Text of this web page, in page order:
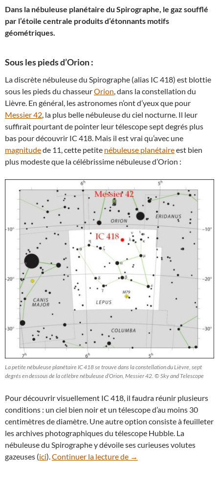
Dans la nébuleuse planétaire du Spirographe, le gaz soufflé
par l’étoile centrale produits d’étonnants motifs
géométriques.
Sous les pieds d’Orion :
La discrète nébuleuse du Spirographe (alias IC 418) est blottie
sous les pieds du chasseurOrion, dans la constellation du
Lièvre. En général, les astronomes n’ont d’yeux que pour
Messier 42, la plus belle nébuleuse du ciel nocturne. Il leur
suffirait pourtant de pointer leur télescope sept degrés plus
bas pour découvrir IC 418. Mais il est vrai qu’avec une
magnitudede 11, cette petite nébuleuse planétaireest bien
plus modeste que la célébrissime nébuleuse d’Orion :
La petite nébuleuse planétaire IC 418 se trouve dans la constellation du Lièvre, sept
degrés en dessous de la célèbre nébuleuse d’Orion, Messier 42. © Sky and Telescope
Pour découvrir visuellement IC 418, il faudra réunir plusieurs
conditions : un ciel bien noir et un télescope d’au moins 30
centimètres de diamètre. Une autre option consiste à feuilleter
les archives photographiques du télescope Hubble. La
nébuleuse du Spirographe y dévoile ses curieuses volutes
gazeuses (ici).Continuer la lecture de Vaguelettes gazeuses
→